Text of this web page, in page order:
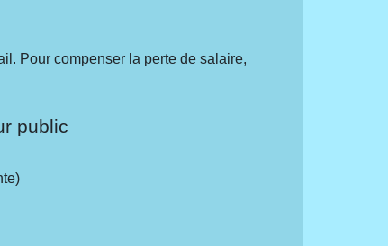
Pour compenser la perte de salaire,
public